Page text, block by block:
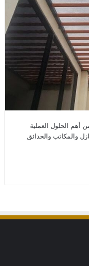
الحلول العملية
والمكاتب والحدائق